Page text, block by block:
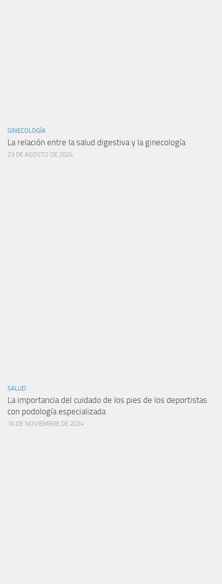
GINECOLOGÍA
La relación entre la salud digestiva y la ginecología
23 DE AGOSTO DE 2024
SALUD
La importancia del cuidado de los pies de los deportistas
con podología especializada
16 DE NOVIEMBRE DE 2024